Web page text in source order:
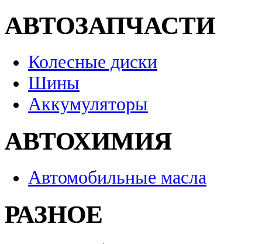
АВТОЗАПЧАСТИ
Колесные диски
Шины
Аккумуляторы
АВТОХИМИЯ
Автомобильные масла
РАЗНОЕ